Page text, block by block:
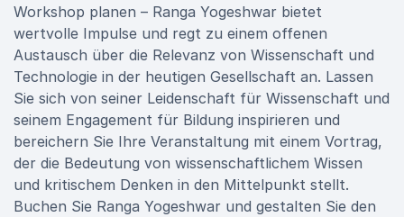
Workshop planen – Ranga Yogeshwar bietet
wertvolle Impulse und regt zu einem offenen
Austausch über die Relevanz von Wissenschaft und
Technologie in der heutigen Gesellschaft an. Lassen
Sie sich von seiner Leidenschaft für Wissenschaft und
seinem Engagement für Bildung inspirieren und
bereichern Sie Ihre Veranstaltung mit einem Vortrag,
der die Bedeutung von wissenschaftlichem Wissen
und kritischem Denken in den Mittelpunkt stellt.
Buchen Sie Ranga Yogeshwar und gestalten Sie den